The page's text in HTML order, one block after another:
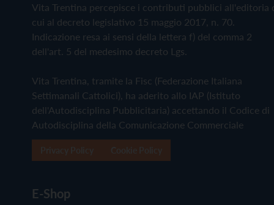
Vita Trentina percepisce i contributi pubblici all'editoria
cui al decreto legislativo 15 maggio 2017, n. 70.
Indicazione resa ai sensi della lettera f) del comma 2
dell'art. 5 del medesimo decreto Lgs.
Vita Trentina, tramite la Fisc (Federazione Italiana
Settimanali Cattolici), ha aderito allo IAP (Istituto
dell'Autodisciplina Pubblicitaria) accettando il Codice di
Autodisciplina della Comunicazione Commerciale
E-Shop